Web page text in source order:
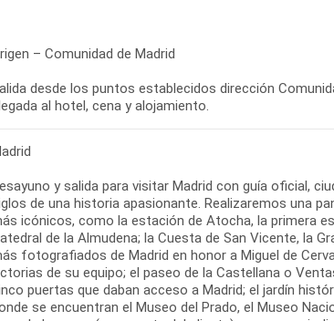
– Comunidad de Madrid
desde los puntos establecidos dirección
al hotel, cena y alojamiento.
y salida para visitar Madrid con guía oficial,
de una historia apasionante. Realizaremos una
icónicos, como la estación de Atocha, la primera
de la Almudena; la Cuesta de San Vicente, la
fotografiados de Madrid en honor a Miguel de
de su equipo; el paseo de la Castellana o
puertas que daban acceso a Madrid; el jardín
se encuentran el Museo del Prado, el Museo